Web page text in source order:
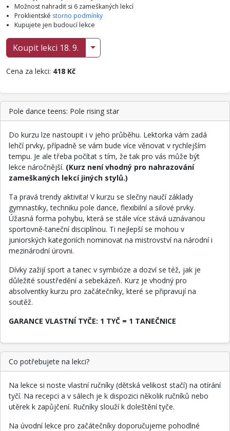
Možnost nahradit si 6 zameškaných lekcí
Proklientské storno podmínky
Kupujete jen budoucí lekce
Koupit lekci 18. 9.
Cena za lekci: 418 Kč
Pole dance teens: Pole rising star
Do kurzu lze nastoupit i v jeho průběhu. Lektorka vám zadá
lehčí prvky, případně se vám bude více věnovat v rychlejším
tempu. Je ale třeba počítat s tím, že tak pro vás může být
lekce náročnější. (Kurz není vhodný pro nahrazování
zameškaných lekcí jiných stylů.)
Ta pravá trendy aktivita! V kurzu se slečny naučí základy
gymnastiky, techniku pole dance, flexibilní a silové prvky.
Úžasná forma pohybu, která se stále více stává uznávanou
sportovně-taneční disciplínou. Ti nejlepší se mohou v
juniorských kategoriích nominovat na mistrovství na národní i
mezinárodní úrovni.
Dívky zažijí sport a tanec v symbióze a dozví se též, jak je
důležité soustředění a sebekázeň. Kurz je vhodný pro
absolventky kurzu pro začátečníky, které se připravují na
soutěž.
GARANCE VLASTNÍ TYČE: 1 TYČ = 1 TANEČNICE
Co potřebujete na lekci?
Na lekce si noste vlastní ručníky (dětská velikost stačí) na otírání
tyčí. Na recepci a v sálech je k dispozici několik ručníků nebo
utěrek k zapůjčení. Ručníky slouží k doleštění tyče.
Na úvodní lekce pro začátečníky doporučujeme pohodlné